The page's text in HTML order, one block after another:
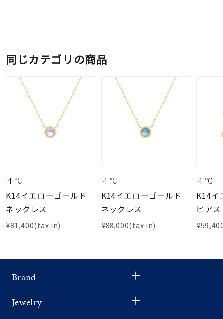
同じカテゴリの商品
４℃
K14イエローゴールド
ネックレス
¥81,400(tax in)
４℃
K14イエローゴールド
ネックレス
¥88,000(tax in)
４℃
K14イ
ピアス
Brand
Jewelry